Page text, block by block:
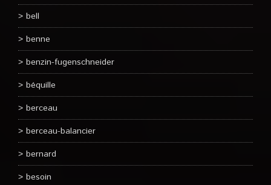
bell
benne
benzin-fugenschneider
béquille
berceau
berceau-balancier
bernard
besoin